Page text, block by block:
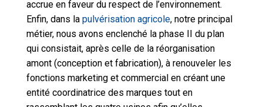
accrue en faveur du respect de l’environnement.
Enfin, dans la pulvérisation agricole, notre principal
métier, nous avons enclenché la phase II du plan
qui consistait, après celle de la réorganisation
amont (conception et fabrication), à renouveler les
fonctions marketing et commercial en créant une
entité coordinatrice des marques tout en